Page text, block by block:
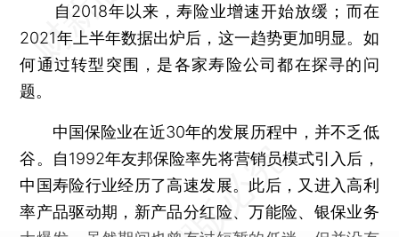
自2018年以来，寿险业增速开始放缓；而在
2021年上半年数据出炉后，这一趋势更加明显。如
何通过转型突围，是各家寿险公司都在探寻的问
题。
中国保险业在近30年的发展历程中，并不乏低
谷。自1992年友邦保险率先将营销员模式引入后，
中国寿险行业经历了高速发展。此后，又进入高利
率产品驱动期，新产品分红险、万能险、银保业务